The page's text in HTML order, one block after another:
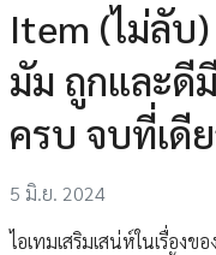
Item (ไม่ลับ
มัม ถูกและดี
ครบ จบที่เดี
5 มิ.ย. 2024
ไอเทมเสริมเสน่ห์ในเรื่องข